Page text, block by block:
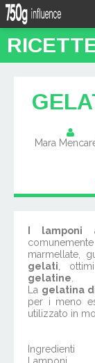
Mara
I lamponi
marmellate,
gelati,
gelatine.
La gelatina
per i meno
utilizzato in
Ingredienti